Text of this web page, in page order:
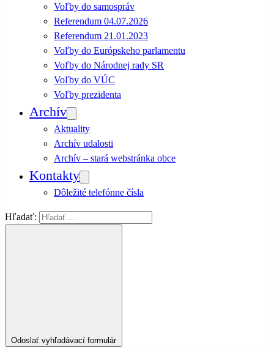
Voľby do samospráv
Referendum 04.07.2026
Referendum 21.01.2023
Voľby do Európskeho parlamentu
Voľby do Národnej rady SR
Voľby do VÚC
Voľby prezidenta
Archív
Aktuality
Archív udalosti
Archív – stará webstránka obce
Kontakty
Dôležité telefónne čísla
Hľadať:
Odoslať vyhľadávací formulár